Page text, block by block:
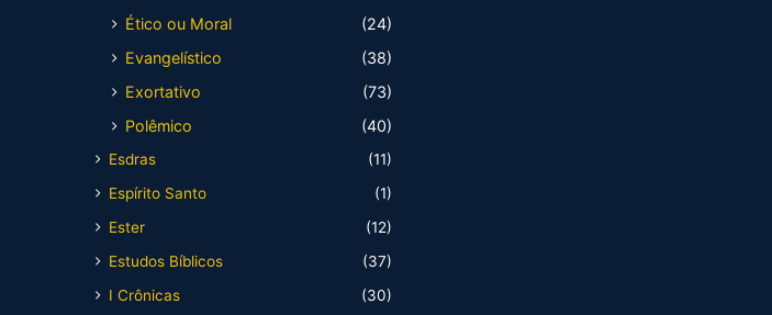
Ético ou Moral
(24)
Evangelístico
(38)
Exortativo
(73)
Polêmico
(40)
Esdras
(11)
Espírito Santo
(1)
Ester
(12)
Estudos Bíblicos
(37)
I Crônicas
(30)